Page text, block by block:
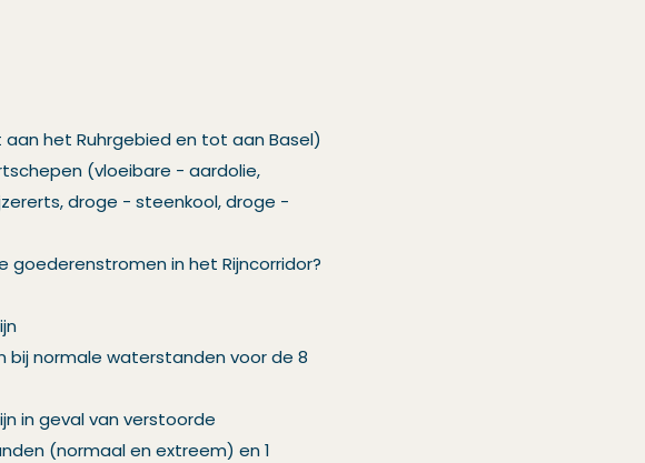
het Ruhrgebied en tot aan Basel)
(vloeibare - aardolie,
droge - steenkool, droge -
in het Rijncorridor?
bij normale waterstanden voor de 8
in geval van verstoorde
(normaal en extreem) en 1